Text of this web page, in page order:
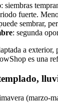
: siembras
fuerte.
sembrar,
: segunda
a exterior,
es una
(marzo-